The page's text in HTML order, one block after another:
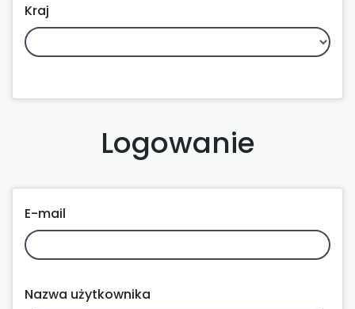
Kraj
Logowanie
E-mail
Nazwa użytkownika